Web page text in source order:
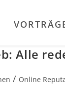
Alle
/ Online